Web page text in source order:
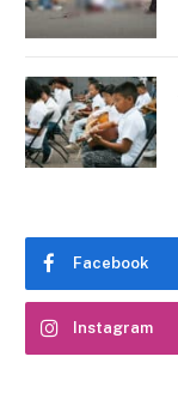
Facebook
Instagram